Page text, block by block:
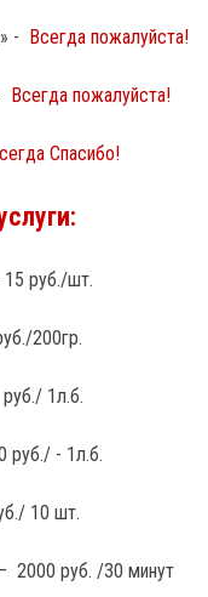
- Всегда пожалуйста!
Всегда пожалуйста!
Спасибо!
15 руб./шт.
200гр.
1л.б.
руб./ - 1л.б.
10 шт.
2000 руб. /30 минут